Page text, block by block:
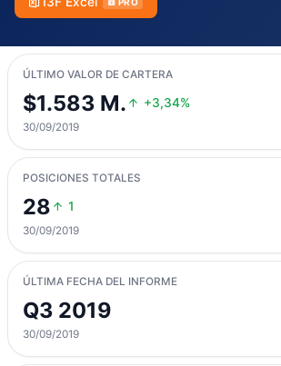
ÚLTIMO VALOR DE CARTERA
$1.583 M. +3,34%
30/09/2019
POSICIONES TOTALES
28 1
30/09/2019
ÚLTIMA FECHA DEL INFORME
Q3 2019
30/09/2019